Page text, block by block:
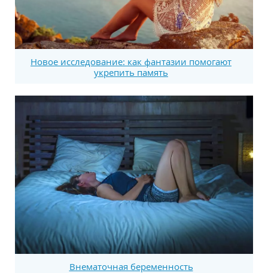
Новое исследование: как фантазии помогают
укрепить память
Внематочная беременность